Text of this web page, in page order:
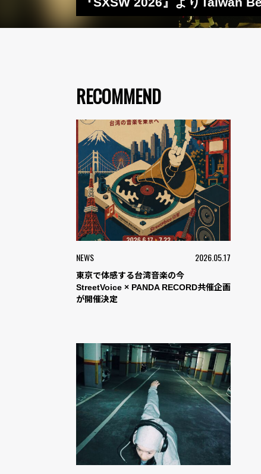
RECOMMEND
NEWS 2026.05.17
東京で体感する台湾音楽の今
StreetVoice × PANDA RECORD共催企画
が開催決定